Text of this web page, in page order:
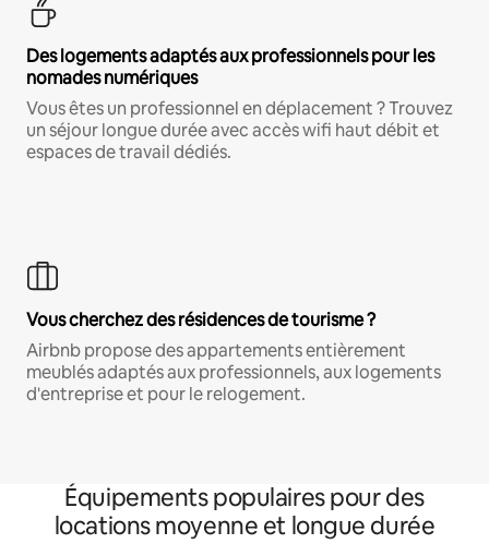
Des logements adaptés aux professionnels pour les
nomades numériques
Vous êtes un professionnel en déplacement ? Trouvez
un séjour longue durée avec accès wifi haut débit et
espaces de travail dédiés.
Vous cherchez des résidences de tourisme ?
Airbnb propose des appartements entièrement
meublés adaptés aux professionnels, aux logements
d'entreprise et pour le relogement.
Équipements populaires pour des
locations moyenne et longue durée